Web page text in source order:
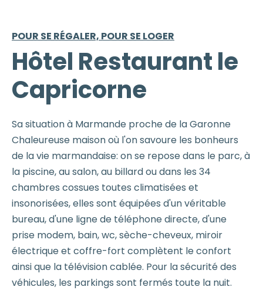
POUR SE RÉGALER, POUR SE LOGER
Hôtel Restaurant le
Capricorne
Sa situation à Marmande proche de la Garonne
Chaleureuse maison où l'on savoure les bonheurs
de la vie marmandaise: on se repose dans le parc, à
la piscine, au salon, au billard ou dans les 34
chambres cossues toutes climatisées et
insonorisées, elles sont équipées d'un véritable
bureau, d'une ligne de téléphone directe, d'une
prise modem, bain, wc, sèche-cheveux, miroir
électrique et coffre-fort complètent le confort
ainsi que la télévision cablée. Pour la sécurité des
véhicules, les parkings sont fermés toute la nuit.